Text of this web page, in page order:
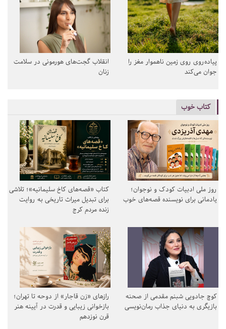
پیاده‌روی روی زمین ناهموار مغز را
جوان می‌کند
انقلاب گجت‌های هورمونی در سلامت
زنان
کتاب خوب
روز ملی ادبیات کودک و نوجوان؛
یادمانی برای نویسنده قصه‌های خوب
کتاب «قصه‌های کاخ سلیمانیه»؛ تلاشی
برای تبدیل میراث تاریخی به روایت
زنده مردم کرج
کوچ جادویی شبنم مقدمی از صحنه
بازیگری به دنیای جذاب رمان‌نویسی
رازهای «زن قاجار» از دوحه تا تهران؛
بازخوانی زیبایی و قدرت در آیینه هنر
قرن نوزدهم